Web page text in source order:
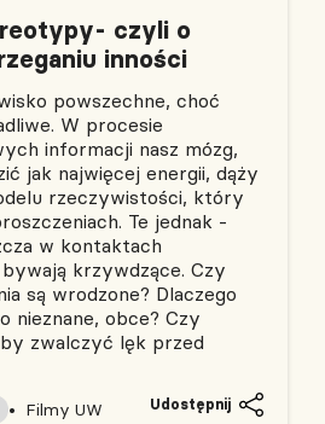
czyli o
inności
powszechne, choć
W procesie
informacji nasz mózg,
jak najwięcej energii, dąży
rzeczywistości, który
Te jednak -
w kontaktach
krzywdzące. Czy
są wrodzone? Dlaczego
nieznane, obce? Czy
zwalczyć lęk przed
Filmy UW Udostępnij